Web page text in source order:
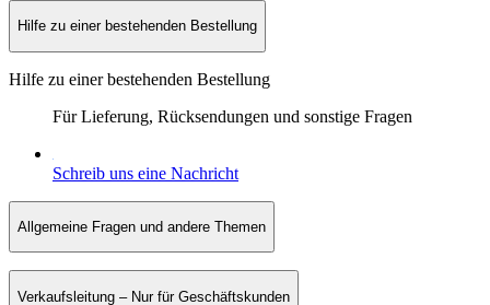
Hilfe zu einer bestehenden Bestellung
Hilfe zu einer bestehenden Bestellung
Für Lieferung, Rücksendungen und sonstige Fragen
Schreib uns eine Nachricht
Allgemeine Fragen und andere Themen
Verkaufsleitung – Nur für Geschäftskunden